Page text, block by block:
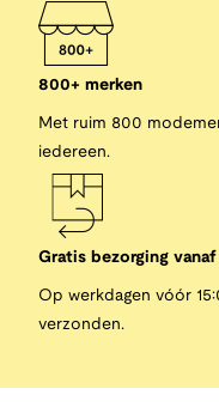
800+ merken
Met ruim 800
iedereen.
Gratis bezorging
Op werkdagen vóór
verzonden.